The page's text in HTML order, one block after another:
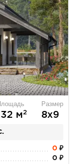
м2
Размер
8х9
0 ₽
0 ₽